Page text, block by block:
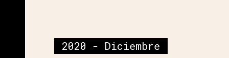
2020 - Diciembre